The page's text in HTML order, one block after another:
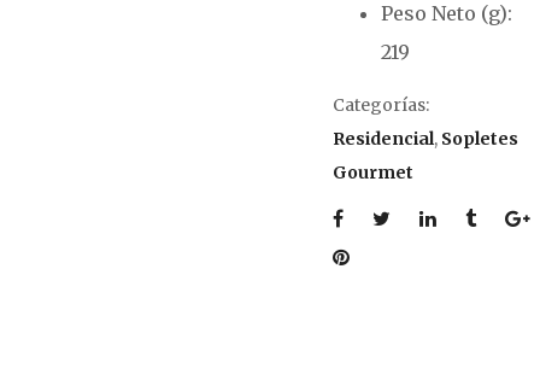
Peso Neto (g):
219
Categorías:
Residencial, Sopletes
Gourmet